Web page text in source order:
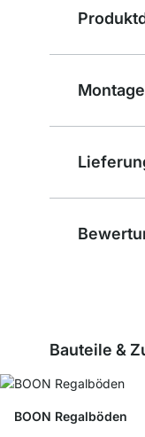
Montage
Bauteile &
BOON Regalböden